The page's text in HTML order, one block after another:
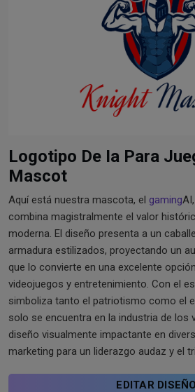
Logotipo De Ia Para
Mascot
Aquí está nuestra mascota, el gaming
combina magistralmente el valor
moderna. El diseño presenta a un
armadura estilizados, proyectando un
que lo convierte en una excelente
videojuegos y entretenimiento. Con el
simboliza tanto el patriotismo como el
solo se encuentra en la industria de los
diseño visualmente impactante en
marketing para un liderazgo audaz y el
EDITAR DISEÑO